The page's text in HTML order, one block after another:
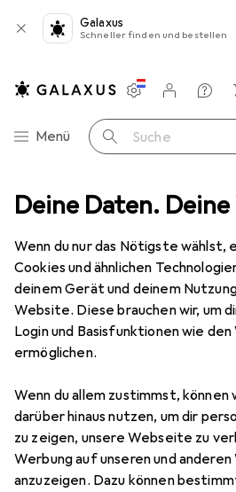
Deine Daten. Deine
Wenn du nur das Nötigste wählst,
Cookies und ähnlichen
deinem Gerät und deinem
Website. Diese brauchen wir, um
Login und Basisfunktionen wie
ermöglichen.
Wenn du allem zustimmst,
darüber hinaus nutzen, um dir
zu zeigen, unsere Webseite zu
Werbung auf unseren und
anzuzeigen. Dazu können
Galaxus
Schneller finden und bestellen
Navigation nach Kategorien
Menü Suche
Einstellungen
Kundenkonto
Vergleichslisten
Merklisten
Warenkorb
Baumarkt + Garten Werkzeug +
Messwerkzeug
EntdeckenForum
Bestseller